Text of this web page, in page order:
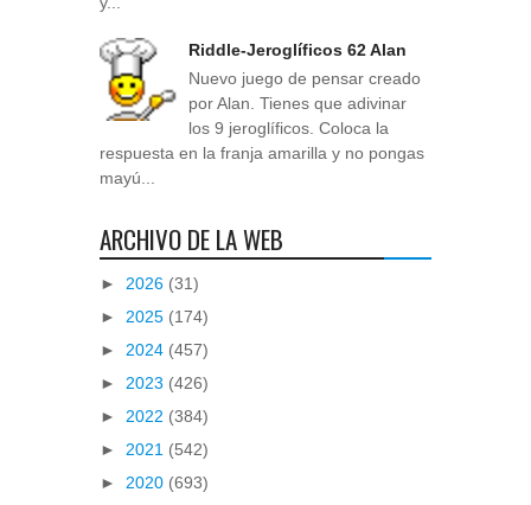
Riddle-Jeroglíficos 62 Alan
Nuevo juego de pensar creado
por Alan. Tienes que adivinar
los 9 jeroglíficos. Coloca la
respuesta en la franja amarilla y no pongas
mayú...
ARCHIVO DE LA WEB
► 2026 (31)
► 2025 (174)
► 2024 (457)
► 2023 (426)
► 2022 (384)
► 2021 (542)
► 2020 (693)